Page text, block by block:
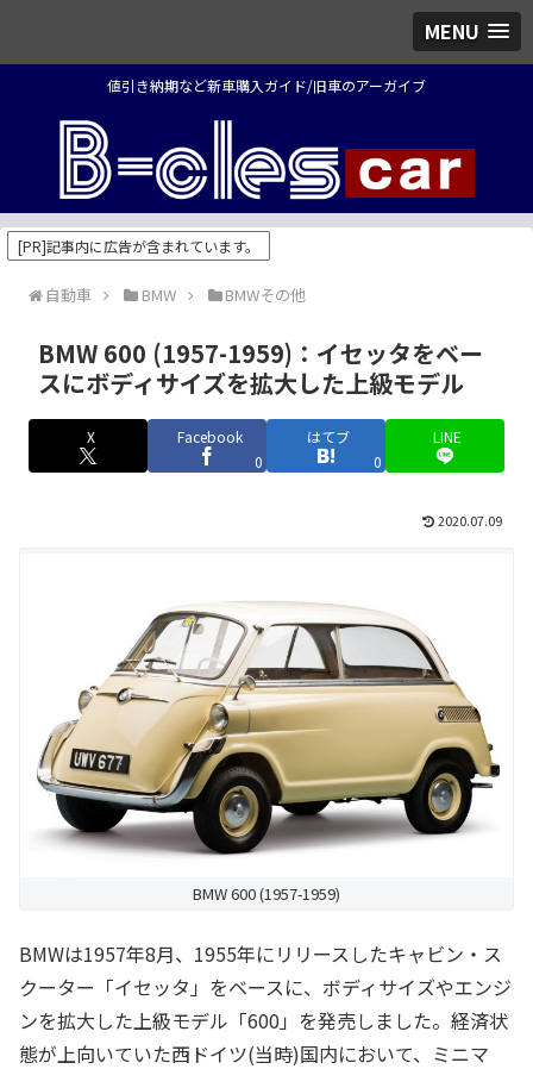
MENU
値引き納期など新車購入ガイド/旧車のアーガイブ
[PR]記事内に広告が含まれています。
自動車 BMW BMWその他
BMW 600 (1957-1959)：イセッタをベー
スにボディサイズを拡大した上級モデル
X
Facebook
0
はてブ
0
LINE
2020.07.09
BMW 600 (1957-1959)
BMWは1957年8月、1955年にリリースしたキャビン・ス
クーター「イセッタ」をベースに、ボディサイズやエンジ
ンを拡大した上級モデル「600」を発売しました。経済状
態が上向いていた西ドイツ(当時)国内において、ミニマ